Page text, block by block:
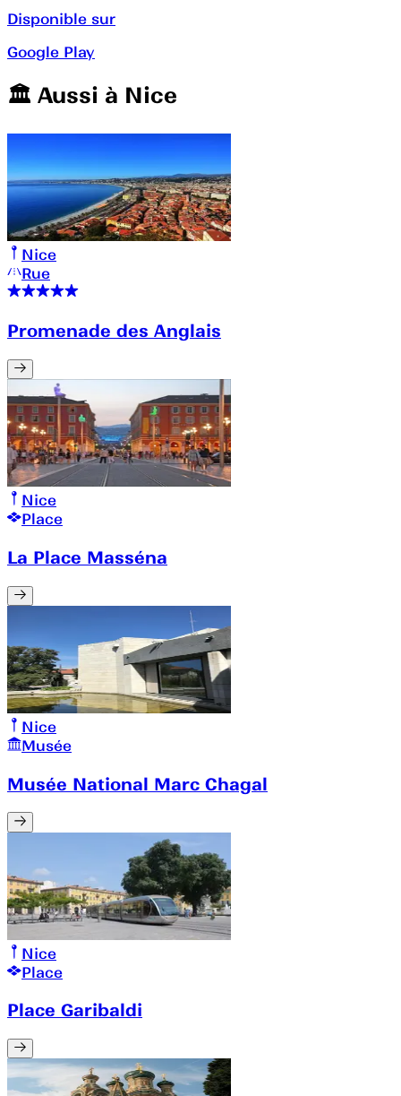
Disponible sur
Google Play
🏛️️ Aussi à Nice
Nice
Rue
Promenade des Anglais
Nice
Place
La Place Masséna
Nice
Musée
Musée National Marc Chagal
Nice
Place
Place Garibaldi